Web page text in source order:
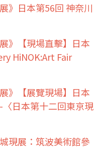
》日本第56回 神奈川
》【現場直擊】日本
HiNOK:Art Fair
》【展覽現場】日本
日本第十二回東京現
現展：筑波美術館參